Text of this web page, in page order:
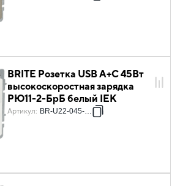
BRITE Розетка USB A+C 45Вт
высокоскоростная зарядка
РЮ11-2-БрБ белый IEK
Артикул: BR-U22-045-K01